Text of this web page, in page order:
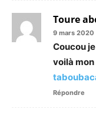
Toure
9 mars 2020
Coucou
voilà
Répondre